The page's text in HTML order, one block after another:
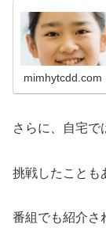
mimhytcdd.com
さらに、自宅で
挑戦したことも
番組でも紹介さ